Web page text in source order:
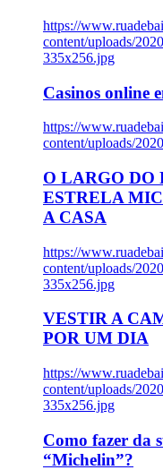
https://
content/uploads/
335x256.jpg
Casinos online
https://
content/uploads/
O LARGO DO
ESTRELA
A CASA
https://
content/uploads/
335x256.jpg
VESTIR A
POR UM DIA
https://
content/uploads/
335x256.jpg
Como fazer da
“Michelin”?